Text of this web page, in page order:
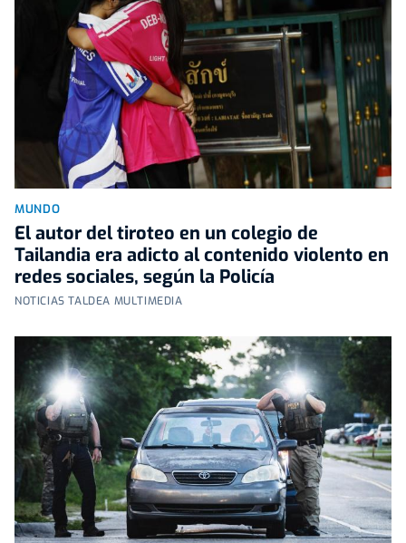
MUNDO
El autor del tiroteo en un colegio de
Tailandia era adicto al contenido violento en
redes sociales, según la Policía
NOTICIAS TALDEA MULTIMEDIA